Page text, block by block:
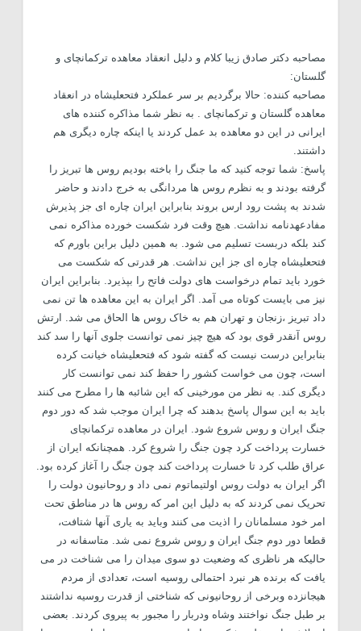
مصاحبه دکتر صادق زیبا کلام و دلیل انعقاد معاهده ترکمانچای و
گلستان:
مصاحبه کننده: حالا برگردیم بر سر عملکرد فتحعلیشاه در انعقاد
معاهده گلستان و ترکمانچای . به نظر شما مذاکره کننده های
ایرانی در این دو معاهده بد عمل کردند یا اینکه چاره دیگری هم
داشتند.
پاسخ: شما توجه کنید که ما جنگ را باخته بودیم روس ها تبریز را
گرفته بودند و به نظرم روس ها مردانگی به خرج دادند و حاضر
شدند به پشت رود ارس بروند بنابراین ایران چاره ای جز پذیرش
مفادعهدنامه نداشت. هیچ وقت فرد شکست خورده مذاکره نمی
کند بلکه دربست تسلیم می شود. به همین دلیل براین باورم که
فتحعلیشاه چاره ای جز این نداشت. هر قدرتی که شکست می
خورد باید تمام درخواست های دولت فاتح را بپذیرد. بنابراین ایران
نیز می بایست کوتاه می آمد. اگر ایران به این معاهده ها تن نمی
داد تبریز ،زنجان و تهران هم به خاک روس ها الحاق می شد. ارتش
روس آنقدر قوی بود که هیچ چیز نمی توانست جلوی آنها را سد کند
بنابراین درست نیست که گفته شود که فتحعلیشاه خیانت کرده
است، چون می خواست کشور را حفظ کند نمی توانست کار
دیگری کند. به نظر من مورخینی که این شائبه ها را مطرح می کنند
باید به این سوال پاسخ بدهند که چرا ایران موجب شد که دور دوم
جنگ ایران و روس شروع شود. ایران در معاهده ترکمانچای
خسارت پرداخت کرد چون جنگ را شروع کرد. همچنانکه ایران از
عراق طلب کرد تا خسارت پرداخت کند چون جنگ را آغاز کرده بود.
اگر ایران به دولت روس اولتیماتوم نمی داد و روحانیون دولت را
تحریک نمی کردند که به دلیل این امر که روس ها در مناطق تحت
امر خود مسلمانان را اذیت می کنند وباید به یاری آنها شتافت،
قطعا دور دوم جنگ ایران و روس شروع نمی شد. متاسفانه در
حالیکه هر ناظری که وضعیت دو سوی میدان را می شناخت در می
یافت که برنده هر نبرد احتمالی روسیه است، تعدادی از مردم
هیجانزده وبرخی از روحانیونی که شناختی از قدرت روسیه نداشتند
بر طبل جنگ نواختند وشاه ودربار را مجبور به پیروی کردند. بعضی